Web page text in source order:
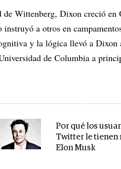
de Wittenberg, Dixon creció en
a otros en
y la lógica llevó a Dixon
de Columbia a
Por qué los
Twitter le tienen
Elon Musk